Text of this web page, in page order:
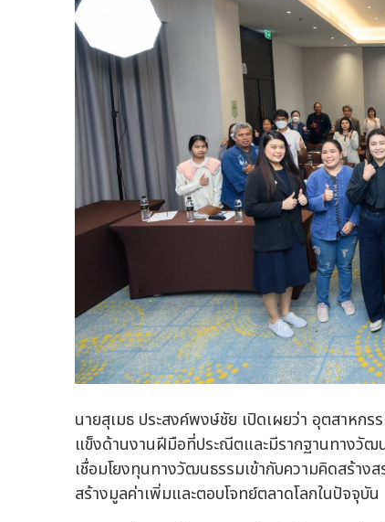
นายสุเมธ ประสงค์พงษ์ชัย เปิดเผยว่า อุตสาหก
แข็งด้านงานฝีมือที่ประณีตและมีรากฐานทางวัฒ
เชื่อมโยงทุนทางวัฒนธรรมเข้ากับความคิดสร้า
สร้างมูลค่าเพิ่มและตอบโจทย์ตลาดโลกในปัจจุบัน